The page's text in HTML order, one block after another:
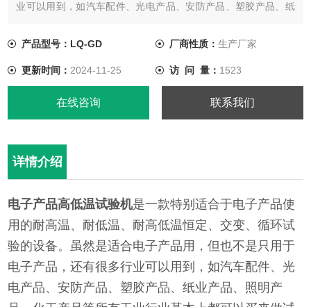
业可以用到，如汽车配件、光电产品、安防产品、塑胶产品、纸
做试验、实验、研发。
产品型号：LQ-GD 厂商性质： 生产厂家
更新时间： 2024-11-25 访 问 量： 1523
在线咨询 联系我们
详情介绍
电子产品高低温试验机是一款特别适合于电子产品使
用的耐高温、耐低温、耐高低温恒定、交变、循环试
验的设备。虽然是适合电子产品用，但也不是只用于
电子产品，还有很多行业可以用到，如汽车配件、光
电产品、安防产品、塑胶产品、纸业产品、照明产